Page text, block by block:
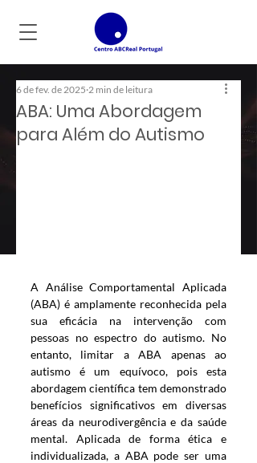
ABA: Uma Abordagem
para Além do Autismo
6 de fev. de 2025 2 min de leitura
A Análise Comportamental Aplicada
(ABA) é amplamente reconhecida pela
sua eficácia na intervenção com
pessoas no espectro do autismo. No
entanto, limitar a ABA apenas ao
autismo é um equívoco, pois esta
abordagem científica tem demonstrado
benefícios significativos em diversas
áreas da neurodivergência e da saúde
mental. Aplicada de forma ética e
individualizada, a ABA pode ser uma